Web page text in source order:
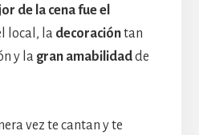
de la cena fue el
local, la decoracióntan
y la gran amabilidadde
vez te cantan y te